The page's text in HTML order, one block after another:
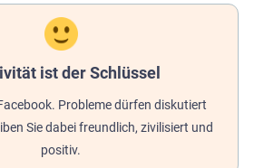
ist der Schlüssel
Probleme dürfen diskutiert
Sie dabei freundlich, zivilisiert und
positiv.